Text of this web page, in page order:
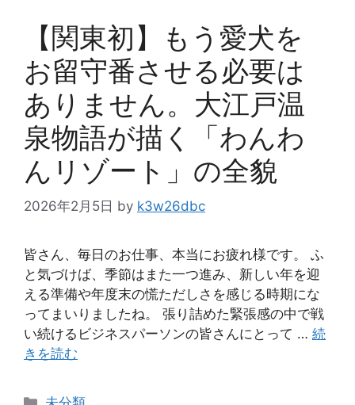
【関東初】もう愛犬を
お留守番させる必要は
ありません。大江戸温
泉物語が描く「わんわ
んリゾート」の全貌
2026年2月5日 by k3w26dbc
皆さん、毎日のお仕事、本当にお疲れ様です。 ふ
と気づけば、季節はまた一つ進み、新しい年を迎
える準備や年度末の慌ただしさを感じる時期にな
ってまいりましたね。 張り詰めた緊張感の中で戦
い続けるビジネスパーソンの皆さんにとって … 続
きを読む
カ